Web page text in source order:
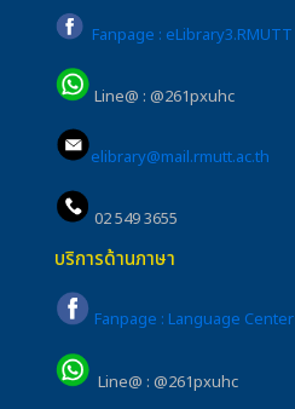
Fanpage : eLibrary3.RMUTT
Line@ : @261pxuhc
elibrary@mail.rmutt.ac.th
02 549 3655
บริการด้านภาษา
Fanpage : Language Center
Line@ : @261pxuhc